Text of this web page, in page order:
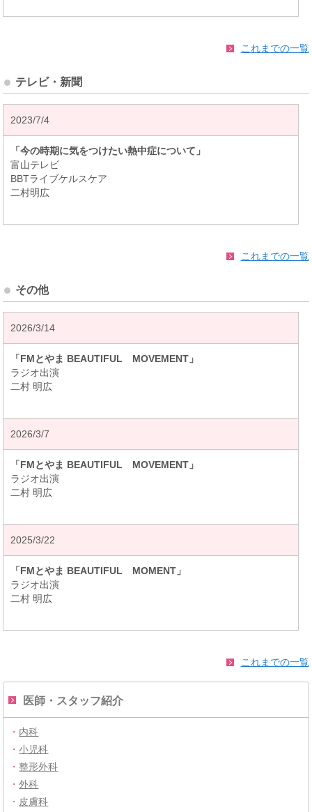
これまでの一覧
テレビ・新聞
2023/7/4
「今の時期に気をつけたい熱中症について」
富山テレビ
BBTライブケルスケア
二村明広
これまでの一覧
その他
2026/3/14
「FMとやま BEAUTIFUL MOVEMENT」
ラジオ出演
二村 明広
2026/3/7
「FMとやま BEAUTIFUL MOVEMENT」
ラジオ出演
二村 明広
2025/3/22
「FMとやま BEAUTIFUL MOMENT」
ラジオ出演
二村 明広
これまでの一覧
医師・スタッフ紹介
・ 内科
・小児科
・整形外科
・外科
・ 皮膚科